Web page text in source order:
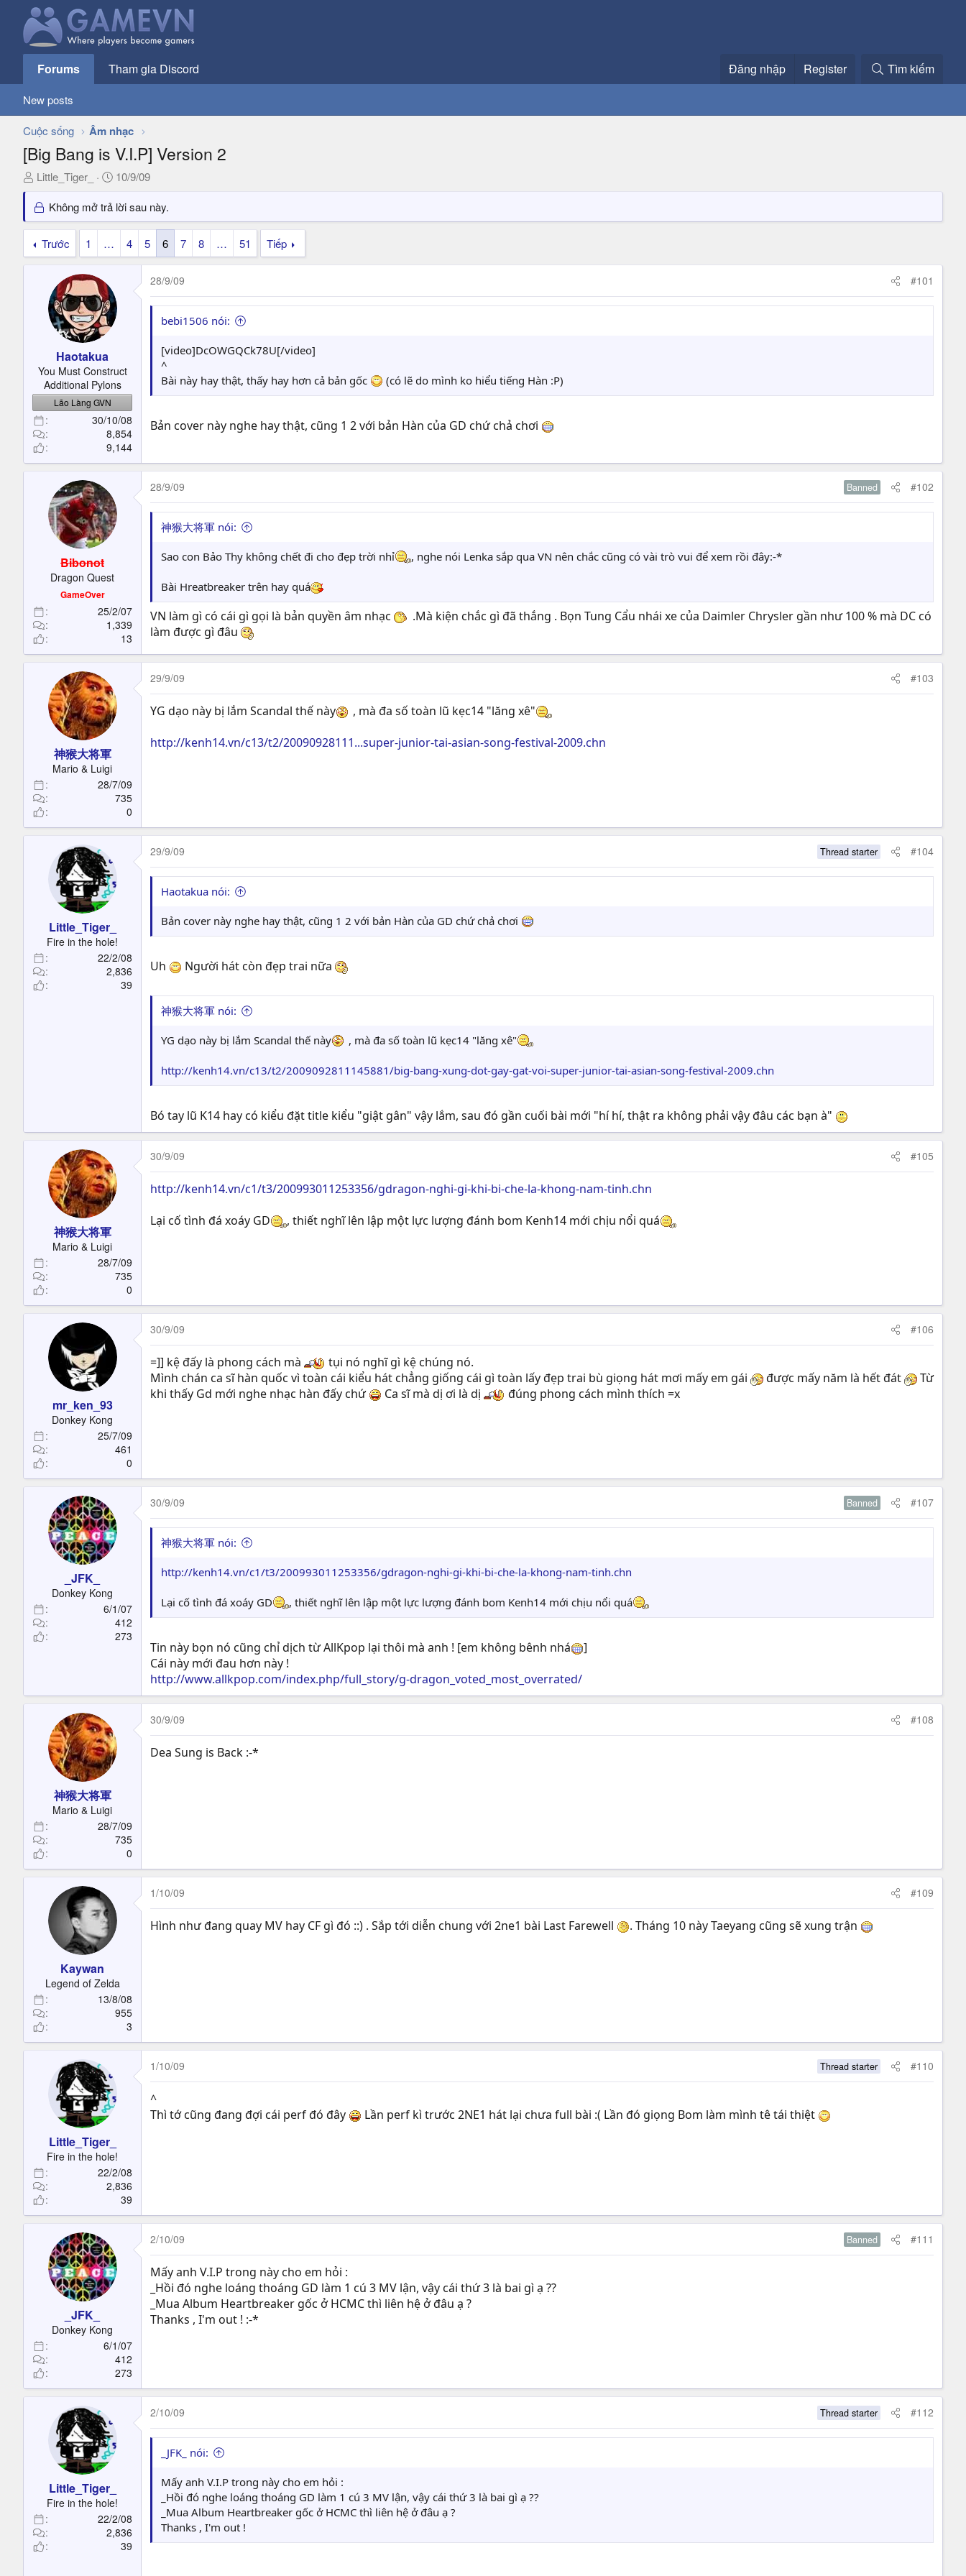
Forums Tham gia Discord Đăng nhập Register Tìm kiếm
New posts
Cuộc sống Âm nhạc
[Big Bang is V.I.P] Version 2
T
r
e
Little_Tiger_
N
à
y
10/9/09
Không mở trả lời sau này.
Trước 1 … 4 5 6 7 8 … 51 Tiếp
Haotakua
You Must Construct
Additional Pylons
Lão Làng GVN
30/10/08
8,854
9,144
28/9/09 #101
bebi1506 nói:
[video]DcOWGQCk78U[/video]
^
Bài này hay thật, thấy hay hơn cả bản gốc
(có lẽ do mình ko hiểu tiếng Hàn :P)
Bản cover này nghe hay thật, cũng 1 2 với bản Hàn của GD chứ chả chơi
Bibonot
Dragon Quest
GameOver
25/2/07
1,339
13
28/9/09 Banned #102
神猴大将軍 nói:
Sao con Bảo Thy không chết đi cho đẹp trời nhỉ , nghe nói Lenka sắp qua VN nên chắc cũng có vài trò vui để xem rồi đây:-*
Bài Hreatbreaker trên hay quá
VN làm gì có cái gì gọi là bản quyền âm nhạc
.Mà kiện chắc gì đã thắng . Bọn Tung Cẩu nhái xe của Daimler Chrysler gần như 100 % mà DC có
làm được gì đâu
神猴大将軍
Mario & Luigi
28/7/09
735
0
29/9/09 #103
YG dạo này bị lắm Scandal thế này
, mà đa số toàn lũ kẹc14 "lăng xê"
http://kenh14.vn/c13/t2/20090928111...super-junior-tai-asian-song-festival-2009.chn
Little_Tiger_
Fire in the hole!
22/2/08
2,836
39
29/9/09 Thread starter #104
Haotakua nói:
Bản cover này nghe hay thật, cũng 1 2 với bản Hàn của GD chứ chả chơi
Uh Người hát còn đẹp trai nữa
神猴大将軍 nói:
YG dạo này bị lắm Scandal thế này , mà đa số toàn lũ kẹc14 "lăng xê"
http://kenh14.vn/c13/t2/2009092811145881/big-bang-xung-dot-gay-gat-voi-super-junior-tai-asian-song-festival-2009.chn
Bó tay lũ K14 hay có kiểu đặt title kiểu "giật gân" vậy lắm, sau đó gần cuối bài mới "hí hí, thật ra không phải vậy đâu các bạn à"
神猴大将軍
Mario & Luigi
28/7/09
735
0
30/9/09 #105
http://kenh14.vn/c1/t3/200993011253356/gdragon-nghi-gi-khi-bi-che-la-khong-nam-tinh.chn
Lại cố tình đá xoáy GD
, thiết nghĩ lên lập một lực lượng đánh bom Kenh14 mới chịu nổi quá
mr_ken_93
Donkey Kong
25/7/09
461
0
30/9/09 #106
=]] kệ đấy là phong cách mà
tụi nó nghĩ gì kệ chúng nó.
Mình chán ca sĩ hàn quốc vì toàn cái kiểu hát chẳng giống cái gì toàn lấy đẹp trai bù giọng hát mơi mấy em gái
được mấy năm là hết đát
Từ
khi thấy Gd mới nghe nhạc hàn đấy chứ
Ca sĩ mà dị ơi là dị đúng phong cách mình thích =x
_JFK_
Donkey Kong
6/1/07
412
273
30/9/09 Banned #107
神猴大将軍 nói:
http://kenh14.vn/c1/t3/200993011253356/gdragon-nghi-gi-khi-bi-che-la-khong-nam-tinh.chn
Lại cố tình đá xoáy GD , thiết nghĩ lên lập một lực lượng đánh bom Kenh14 mới chịu nổi quá
Tin này bọn nó cũng chỉ dịch từ AllKpop lại thôi mà anh ! [em không bênh nhá
]
Cái này mới đau hơn này !
http://www.allkpop.com/index.php/full_story/g-dragon_voted_most_overrated/
神猴大将軍
Mario & Luigi
28/7/09
735
0
30/9/09 #108
Dea Sung is Back :-*
Kaywan
Legend of Zelda
13/8/08
955
3
1/10/09 #109
Hình như đang quay MV hay CF gì đó ::) . Sắp tới diễn chung với 2ne1 bài Last Farewell . Tháng 10 này Taeyang cũng sẽ xung trận
Little_Tiger_
Fire in the hole!
22/2/08
2,836
39
1/10/09 Thread starter #110
^
Thì tớ cũng đang đợi cái perf đó đây
Lần perf kì trước 2NE1 hát lại chưa full bài :( Lần đó giọng Bom làm mình tê tái thiệt
_JFK_
Donkey Kong
6/1/07
412
273
2/10/09 Banned #111
Mấy anh V.I.P trong này cho em hỏi :
_Hồi đó nghe loáng thoáng GD làm 1 cú 3 MV lận, vậy cái thứ 3 là bai gì ạ ??
_Mua Album Heartbreaker gốc ở HCMC thì liên hệ ở đâu ạ ?
Thanks , I'm out ! :-*
Little_Tiger_
Fire in the hole!
22/2/08
2,836
39
2/10/09 Thread starter #112
_JFK_ nói:
Mấy anh V.I.P trong này cho em hỏi :
_Hồi đó nghe loáng thoáng GD làm 1 cú 3 MV lận, vậy cái thứ 3 là bai gì ạ ??
_Mua Album Heartbreaker gốc ở HCMC thì liên hệ ở đâu ạ ?
Thanks , I'm out !